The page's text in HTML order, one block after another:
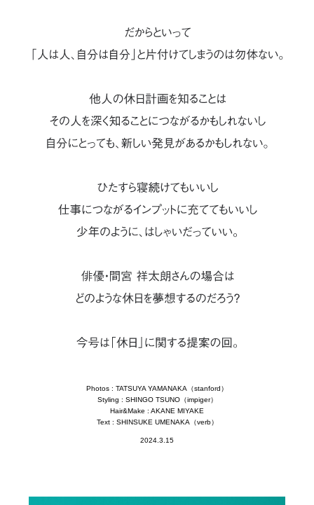
Photos : TATSUYA YAMANAKA（stanford）
Styling : SHINGO TSUNO（impiger）
Hair&Make : AKANE MIYAKE
Text : SHINSUKE UMENAKA（verb）
2024.3.15